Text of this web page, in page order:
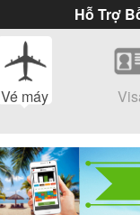
Hỗ Trợ
Vé máy